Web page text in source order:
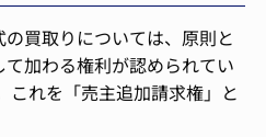
買取りについては、原則と
加わる権利が認められてい
これを「売主追加請求権」と